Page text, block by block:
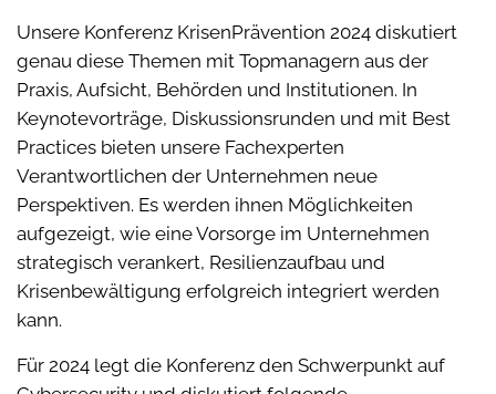
Unsere Konferenz KrisenPrävention 2024 diskutiert
genau diese Themen mit Topmanagern aus der
Praxis, Aufsicht, Behörden und Institutionen. In
Keynotevorträge, Diskussionsrunden und mit Best
Practices bieten unsere Fachexperten
Verantwortlichen der Unternehmen neue
Perspektiven. Es werden ihnen Möglichkeiten
aufgezeigt, wie eine Vorsorge im Unternehmen
strategisch verankert, Resilienzaufbau und
Krisenbewältigung erfolgreich integriert werden
kann.
Für 2024 legt die Konferenz den Schwerpunkt auf